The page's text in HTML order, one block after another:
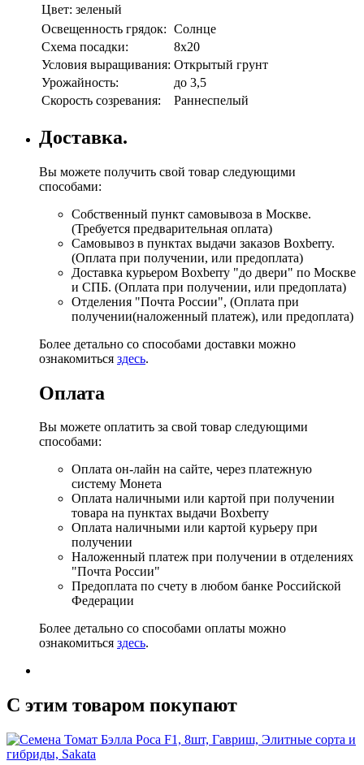
Цвет: зеленый
Освещенность грядок: Солнце
Схема посадки:
8х20
Условия выращивания: Открытый грунт
Урожайность:
до 3,5
Скорость созревания:
Раннеспелый
Доставка.
Вы можете получить свой товар следующими
способами:
Собственный пункт самовывоза в Москве.
(Требуется предварительная оплата)
Самовывоз в пунктах выдачи заказов Boxberry.
(Оплата при получении, или предоплата)
Доставка курьером Boxberry "до двери" по Москве
и СПБ. (Оплата при получении, или предоплата)
Отделения "Почта России", (Оплата при
получении(наложенный платеж), или предоплата)
Более детально со способами доставки можно
ознакомиться здесь.
Оплата
Вы можете оплатить за свой товар следующими
способами:
Оплата он-лайн на сайте, через платежную
систему Монета
Оплата наличными или картой при получении
товара на пунктах выдачи Boxberry
Оплата наличными или картой курьеру при
получении
Наложенный платеж при получении в отделениях
"Почта России"
Предоплата по счету в любом банке Российской
Федерации
Более детально со способами оплаты можно
ознакомиться здесь.
C этим товаром покупают